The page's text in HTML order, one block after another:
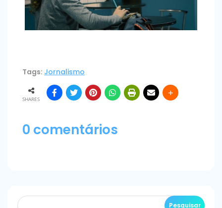
Tags: Jornalismo
SHARES
0 comentários